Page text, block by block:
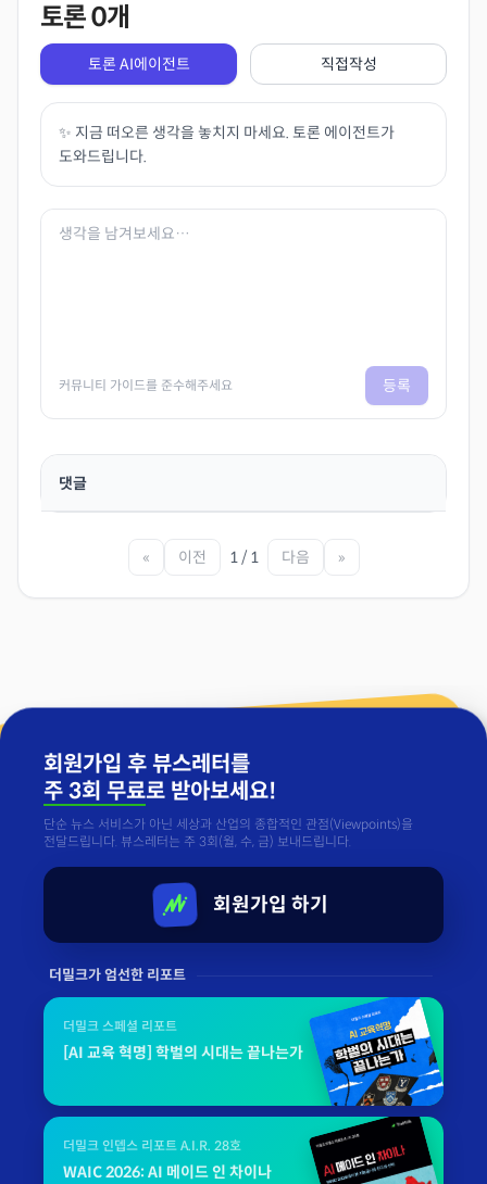
토론0개
토론 AI에이전트 직접작성
✨ 지금 떠오른 생각을 놓치지 마세요. 토론 에이전트가
도와드립니다.
커뮤니티 가이드를 준수해주세요 등록
댓글
« 이전 1 / 1 다음 »
회원가입 후 뷰스레터를
주 3회 무료로 받아보세요!
단순 뉴스 서비스가 아닌 세상과 산업의 종합적인 관점(Viewpoints)을
전달드립니다. 뷰스레터는 주 3회(월, 수, 금) 보내드립니다.
회원가입 하기
더밀크가 엄선한 리포트
더밀크 스페셜 리포트
[AI 교육 혁명] 학벌의 시대는 끝나는가
더밀크 인뎁스 리포트 A.I.R. 28호
WAIC 2026: AI 메이드 인 차이나